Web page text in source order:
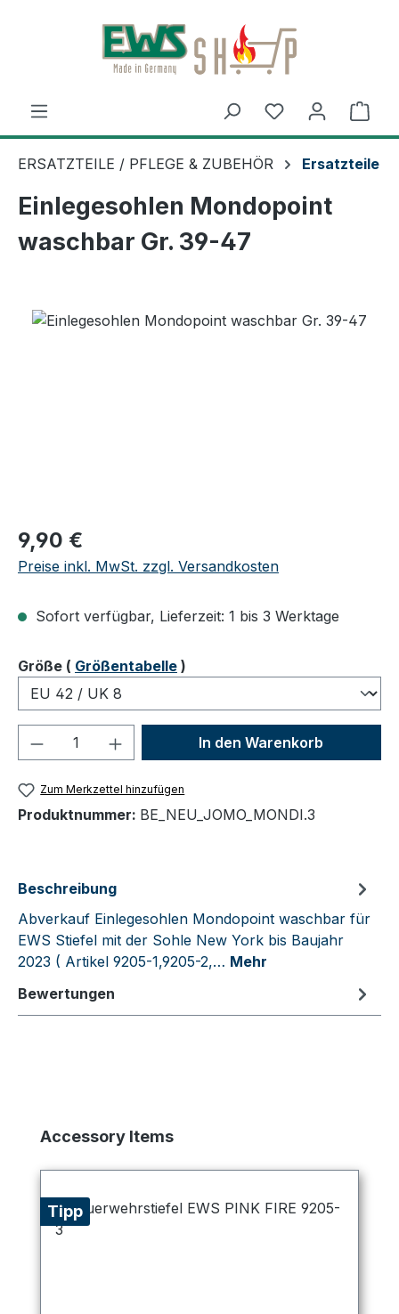
Zum Hauptinhalt springen
ERSATZTEILE / PFLEGE & ZUBEHÖR Ersatzteile
Einlegesohlen Mondopoint
waschbar Gr. 39-47
Regulärer Preis:
9,90 €
Preise inkl. MwSt. zzgl. Versandkosten
Sofort verfügbar, Lieferzeit: 1 bis 3 Werktage
Größeauswählen
( Größentabelle )
Produkt Anzahl: Gib denIn den Warenkorb
Zum Merkzettel hinzufügen
Produktnummer: BE_NEU_JOMO_MONDI.3
Beschreibung
Abverkauf Einlegesohlen Mondopoint waschbar für
EWS Stiefel mit der Sohle New York bis Baujahr
2023 ( Artikel 9205-1,9205-2,… Mehr
Bewertungen
Produktgalerie überspringen
Accessory Items
Tipp